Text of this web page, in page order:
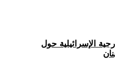
الإسرائيلية حول